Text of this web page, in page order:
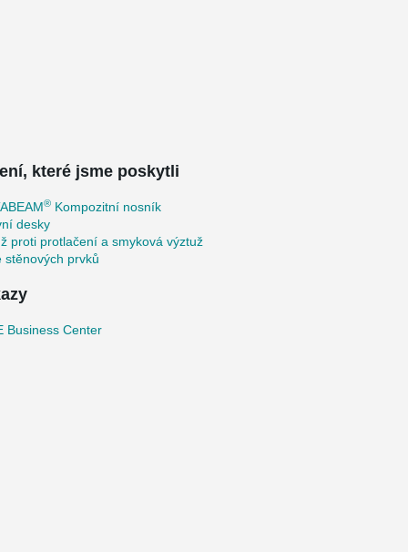
které jsme poskytli
® Kompozitní nosník
desky
proti protlačení a smyková výztuž
stěnových prvků
Business Center